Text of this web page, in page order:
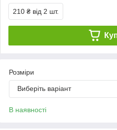
210 ₴ від 2 шт.
Розміри
Виберіть варіант
В наявності